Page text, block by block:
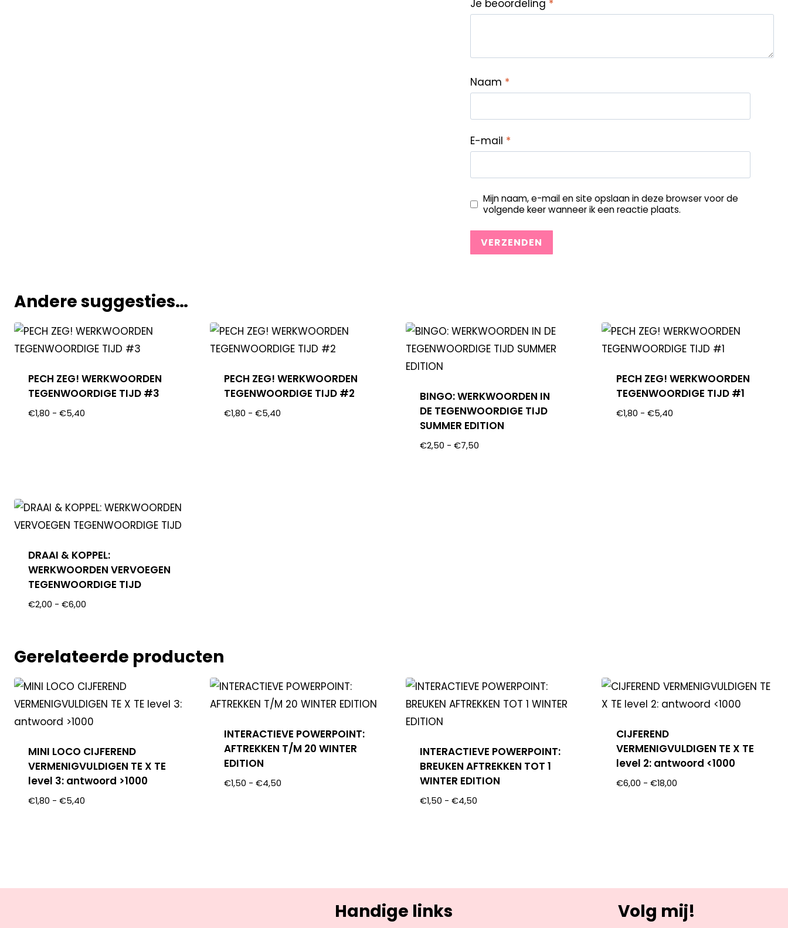
Je beoordeling *
Naam *
E-mail *
Mijn naam, e-mail en site opslaan in deze browser voor de
volgende keer wanneer ik een reactie plaats.
Andere suggesties…
PECH ZEG! WERKWOORDEN
TEGENWOORDIGE TIJD #3
€1,80 - €5,40
PECH ZEG! WERKWOORDEN
TEGENWOORDIGE TIJD #2
€1,80 - €5,40
BINGO: WERKWOORDEN IN
DE TEGENWOORDIGE TIJD
SUMMER EDITION
€2,50 - €7,50
PECH ZEG! WERKWOORDEN
TEGENWOORDIGE TIJD #1
€1,80 - €5,40
DRAAI & KOPPEL:
WERKWOORDEN VERVOEGEN
TEGENWOORDIGE TIJD
€2,00 - €6,00
Gerelateerde producten
MINI LOCO CIJFEREND
VERMENIGVULDIGEN TE X TE
level 3: antwoord >1000
€1,80 - €5,40
INTERACTIEVE POWERPOINT:
AFTREKKEN T/M 20 WINTER
EDITION
€1,50 - €4,50
INTERACTIEVE POWERPOINT:
BREUKEN AFTREKKEN TOT 1
WINTER EDITION
€1,50 - €4,50
CIJFEREND
VERMENIGVULDIGEN TE X TE
level 2: antwoord <1000
€6,00 - €18,00
Handige links Volg mij!